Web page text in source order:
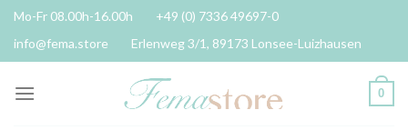
Skip
content
Mo-Fr 08.00h-16.00h
+49 (0) 7336 49697-0
info@fema.store
Erlenweg 3/1, 89173 Lonsee-Luizhausen
0